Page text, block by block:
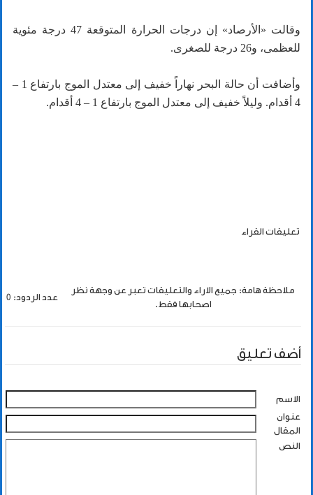
وقالت «الأرصاد» إن درجات الحرارة المتوقعة 47 درجة مئوية
للعظمى، و26 درجة للصغرى.
وأضافت أن حالة البحر نهاراً خفيف إلى معتدل الموج بارتفاع 1 –
4 أقدام. وليلاً خفيف إلى معتدل الموج بارتفاع 1 – 4 أقدام.
تعليقات القراء
ملاحظة هامة: جميع الاراء والتعليقات تعبر عن وجهة نظر
اصحابها فقط.
عدد الردود: 0
أضف تعليق
الاسم
عنوان
المقال
النص